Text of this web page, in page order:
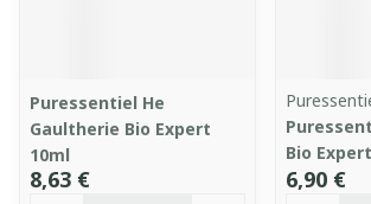
Puressentiel He
Gaultherie Bio Expert
10ml
8,63 €
Bio
6,90 €